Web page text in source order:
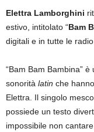
Elettra Lamborghini
estivo, intitolato “Bam
digitali e in tutte le
“Bam Bam Bambina”
sonorità latin che
Elettra. Il singolo
possiede un testo
impossibile non cantare